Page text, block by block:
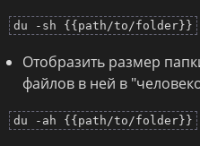
du -sh {{path/to/folder}}
Отобразить размер
файлов в ней в
du -ah {{path/to/folder}}